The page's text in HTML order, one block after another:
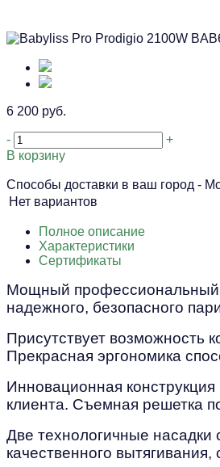
6 200 руб.
-
+
В корзину
Способы доставки в ваш город -
Нет вариантов
Полное описание
Характеристики
Сертификаты
Мощный профессиональный
надежного, безопасного
Присутствует возможность
Прекрасная эргономика
Инновационная
клиента. Съемная решетка
Две технологичные насадки
качественного